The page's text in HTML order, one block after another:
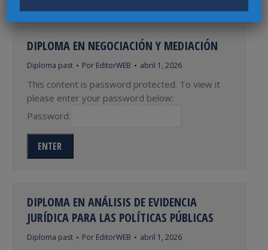
DIPLOMA EN NEGOCIACIÓN Y MEDIACIÓN
Diploma past Por EditorWEB abril 1, 2026
This content is password protected. To view it
please enter your password below:
Password:
DIPLOMA EN ANÁLISIS DE EVIDENCIA
JURÍDICA PARA LAS POLÍTICAS PÚBLICAS
Diploma past Por EditorWEB abril 1, 2026